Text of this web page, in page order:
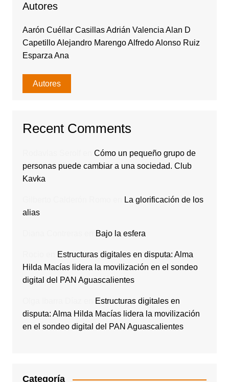
Autores
Aarón Cuéllar Casillas Adrián Valencia Alan D
Capetillo Alejandro Marengo Alfredo Alonso Ruiz
Esparza Ana
Autores
Recent Comments
Cómo un pequeño grupo de
personas puede cambiar a una sociedad. Club
Kavka
La glorificación de los
alias
Bajo la esfera
Estructuras digitales en disputa: Alma
Hilda Macías lidera la movilización en el sondeo
digital del PAN Aguascalientes
Estructuras digitales en
disputa: Alma Hilda Macías lidera la movilización
en el sondeo digital del PAN Aguascalientes
Categoría